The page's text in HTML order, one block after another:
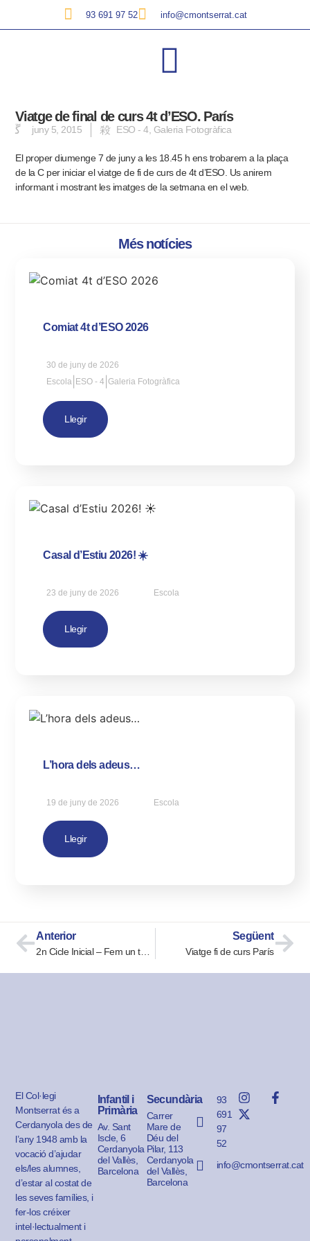
93 691 97 52 info@cmontserrat.cat
Viatge de final de curs 4t d’ESO. París
juny 5, 2015 ESO - 4, Galeria Fotogràfica
El proper diumenge 7 de juny a les 18.45 h ens trobarem a la plaça
de la C per iniciar el viatge de fi de curs de 4t d’ESO. Us anirem
informant i mostrant les imatges de la setmana en el web.
Més notícies
Comiat 4t d’ESO 2026
30 de juny de 2026
Escola ESO - 4 |Galeria Fotogràfica
Llegir
Casal d’Estiu 2026! ☀️
23 de juny de 2026 Escola
Llegir
L’hora dels adeus…
19 de juny de 2026 Escola
Llegir
Anterior
2n Cicle Inicial – Fem un taller musical a l’AULOS
Següent
Viatge fi de curs París
El Col·legi
Montserrat és a
Cerdanyola des de
l’any 1948 amb la
vocació d’ajudar
els/les alumnes,
d’estar al costat de
les seves famílies, i
fer-los créixer
intel·lectualment i
Infantil i
Primària
Av. Sant
Iscle, 6
Cerdanyola
del Vallès,
Barcelona
Secundària
Carrer
Mare de
Déu del
Pilar, 113
Cerdanyola
del Vallès,
Barcelona
93
691
97
52
info@cmontserrat.cat